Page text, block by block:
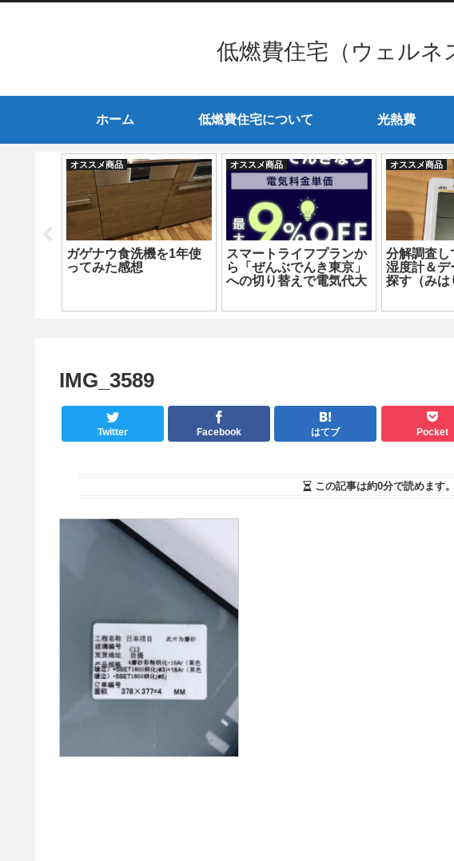
低燃費住宅（ウェル
ホーム 低燃費住宅について 光熱費
オススメ商品
ガゲナウ食洗機を1年使
ってみた感想
オススメ商品
スマートライフプランか
ら「ぜんぶでんき東京」
への切り替えで電気代大
オススメ商品
分解調査し
湿度計＆デ
探す（みは
IMG_3589
Twitter Facebook はてブ Pocket
この記事は約0分で読めます。